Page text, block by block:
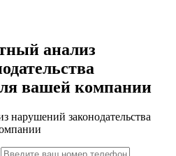
анализ
вашей компании
нарушений законодательства